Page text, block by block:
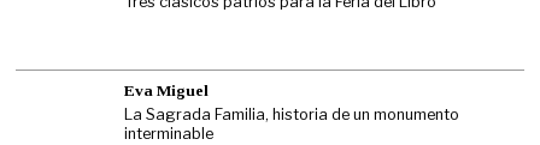
Eva Miguel
La Sagrada Familia, historia de un monumento
interminable